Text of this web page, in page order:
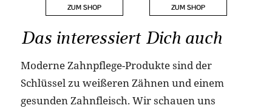
Das interessiert Dich auch
Moderne Zahnpflege-Produkte sind der
Schlüssel zu weißeren Zähnen und einem
gesunden Zahnfleisch. Wir schauen uns